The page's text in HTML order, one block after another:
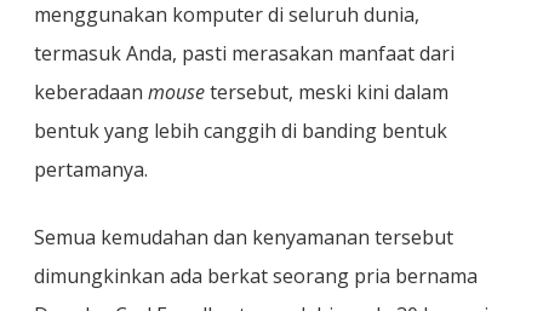
menggunakan komputer di seluruh dunia,
termasuk Anda, pasti merasakan manfaat dari
keberadaan mousetersebut, meski kini dalam
bentuk yang lebih canggih di banding bentuk
pertamanya.
Semua kemudahan dan kenyamanan tersebut
dimungkinkan ada berkat seorang pria bernama